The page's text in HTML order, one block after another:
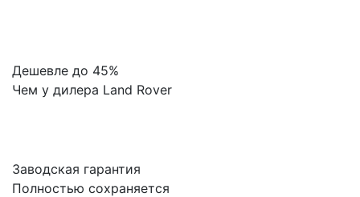
Дешевле до 45%
Чем у дилера Land Rover
Заводская гарантия
Полностью сохраняется